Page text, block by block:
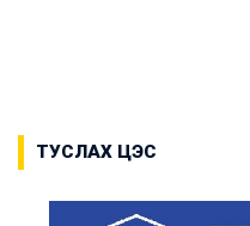
ТУСЛАХ ЦЭС